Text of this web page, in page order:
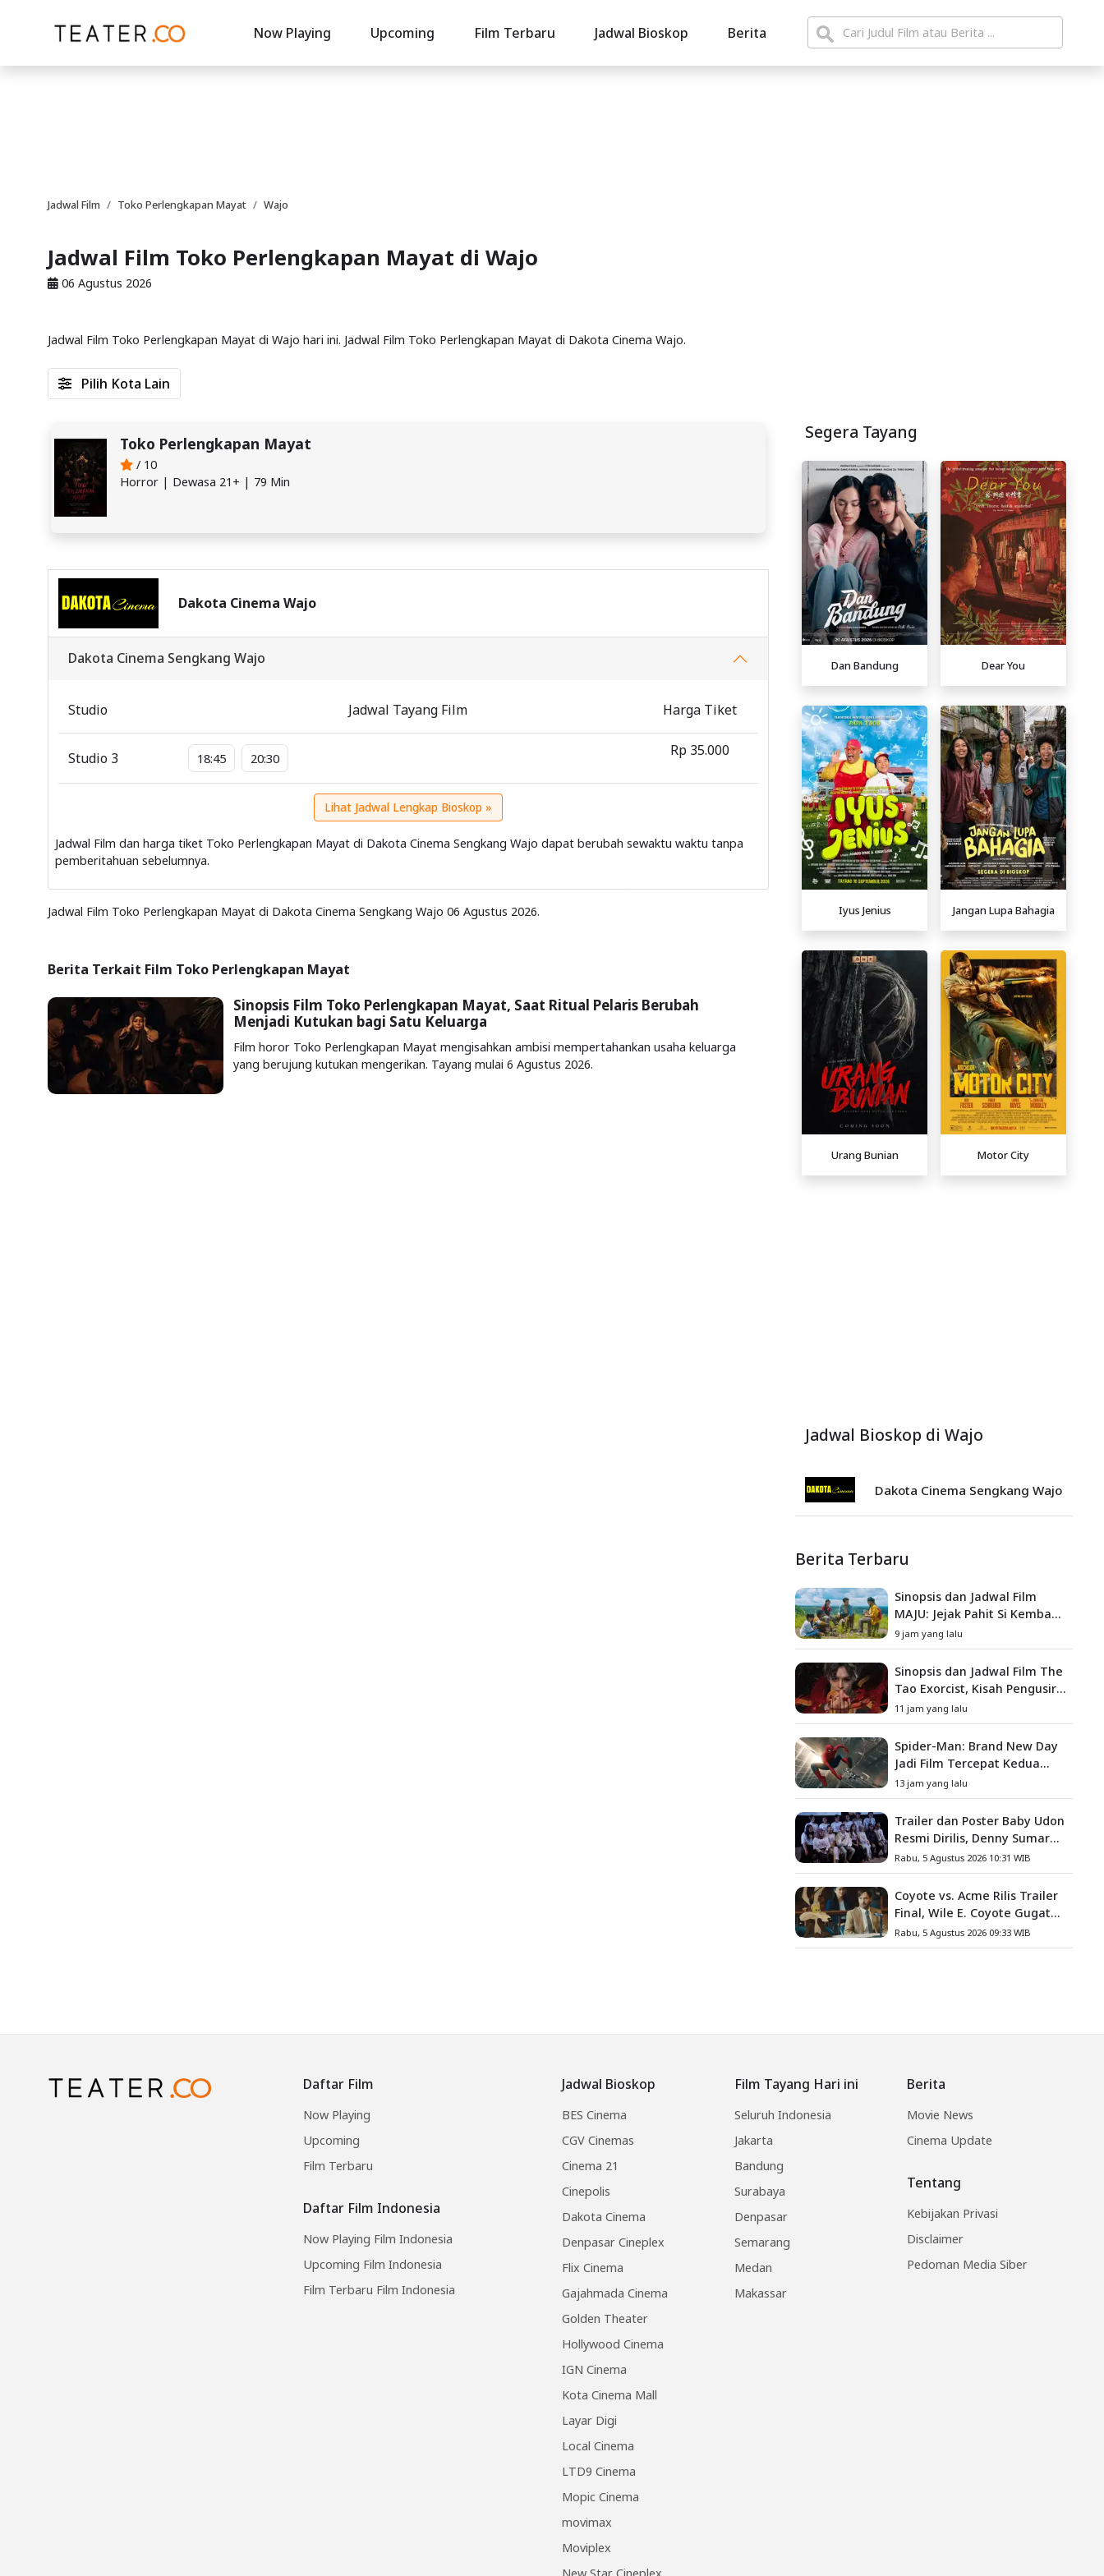
Now Playing Upcoming Film Terbaru Jadwal Bioskop Berita
Jadwal Film Toko Perlengkapan Mayat Wajo
Jadwal Film Toko Perlengkapan Mayat di Wajo
06 Agustus 2026
Jadwal Film Toko Perlengkapan Mayat di Wajo hari ini. Jadwal Film Toko Perlengkapan Mayat di Dakota Cinema Wajo.
Jadwal Film Toko Perlengkapan Mayat di Dakota Cinema Sengkang Wajo 06 Agustus 2026.
Dakota Cinema Wajo
Dakota Cinema Sengkang Wajo
Studio Jadwal Tayang Film Harga Tiket
Studio 3 18:45 20:30 Rp 35.000
Lihat Jadwal Lengkap Bioskop »
Jadwal Film dan harga tiket Toko Perlengkapan Mayat di Dakota Cinema Sengkang Wajo dapat berubah sewaktu waktu tanpa
pemberitahuan sebelumnya.
Toko Perlengkapan Mayat
/ 10
Horror | Dewasa 21+ | 79 Min
Pilih Kota Lain
Berita Terkait Film Toko Perlengkapan Mayat
Sinopsis Film Toko Perlengkapan Mayat, Saat Ritual Pelaris Berubah
Menjadi Kutukan bagi Satu Keluarga
Film horor Toko Perlengkapan Mayat mengisahkan ambisi mempertahankan usaha keluarga
yang berujung kutukan mengerikan. Tayang mulai 6 Agustus 2026.
Segera Tayang
Dan Bandung Dear You
Iyus Jenius Jangan Lupa Bahagia
Urang Bunian Motor City
Jadwal Bioskop di Wajo
Dakota Cinema Sengkang Wajo
Berita Terbaru
Sinopsis dan Jadwal Film
MAJU: Jejak Pahit Si Kembang
Gula, Misteri Hilangnya
Bagas di Lokasi Jambore
9 jam yang lalu
Sinopsis dan Jadwal Film The
Tao Exorcist, Kisah Pengusir
Setan Melawan Kutukan
Mematikan
11 jam yang lalu
Spider-Man: Brand New Day
Jadi Film Tercepat Kedua
yang Berhasil Tembus US$1
Miliar
13 jam yang lalu
Trailer dan Poster Baby Udon
Resmi Dirilis, Denny Sumargo
Angkat Kisah Nyata Fanny
Kondoh
Rabu, 5 Agustus 2026 10:31 WIB
Coyote vs. Acme Rilis Trailer
Final, Wile E. Coyote Gugat
Acme Corporation ke
Pengadilan
Rabu, 5 Agustus 2026 09:33 WIB
Daftar Film
Now Playing
Upcoming
Film Terbaru
Daftar Film Indonesia
Now Playing Film Indonesia
Upcoming Film Indonesia
Film Terbaru Film Indonesia
Jadwal Bioskop
BES Cinema
CGV Cinemas
Cinema 21
Cinepolis
Dakota Cinema
Denpasar Cineplex
Flix Cinema
Gajahmada Cinema
Golden Theater
Hollywood Cinema
IGN Cinema
Kota Cinema Mall
Layar Digi
Local Cinema
LTD9 Cinema
Mopic Cinema
movimax
Moviplex
New Star Cineplex
Film Tayang Hari ini
Seluruh Indonesia
Jakarta
Bandung
Surabaya
Denpasar
Semarang
Medan
Makassar
Berita
Movie News
Cinema Update
Tentang
Kebijakan Privasi
Disclaimer
Pedoman Media Siber